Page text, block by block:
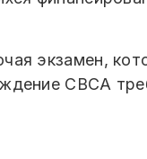
экзамен,
CBCA